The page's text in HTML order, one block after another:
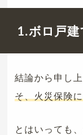
1.ボロ戸
結論から申し上
そ、火災保険
とはいっても